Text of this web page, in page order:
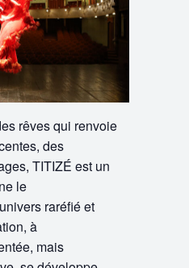
rêves qui renvoie
des
TITIZÉ est un
le
raréfié et
à
mais